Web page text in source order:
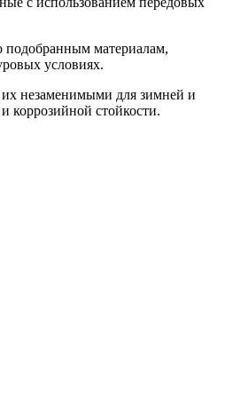
подобранным материалам,
условиях.
их незаменимыми для зимней и
коррозийной стойкости.